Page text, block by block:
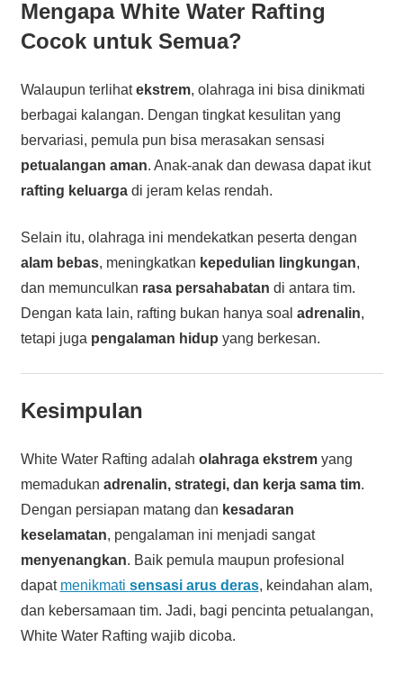
Mengapa White Water Rafting
Cocok untuk Semua?
Walaupun terlihatekstrem, olahraga ini bisa dinikmati
berbagai kalangan. Dengan tingkat kesulitan yang
bervariasi, pemula pun bisa merasakan sensasi
petualangan aman. Anak-anak dan dewasa dapat ikut
rafting keluargadi jeram kelas rendah.
Selain itu, olahraga ini mendekatkan peserta dengan
alam bebas, meningkatkan kepedulian lingkungan,
dan memunculkan rasa persahabatan di antara tim.
Dengan kata lain, rafting bukan hanya soal adrenalin,
tetapi juga pengalaman hidup yang berkesan.
Kesimpulan
White Water Rafting adalah olahraga ekstremyang
memadukan adrenalin, strategi, dan kerja sama tim.
Dengan persiapan matang dan kesadaran
keselamatan, pengalaman ini menjadi sangat
menyenangkan. Baik pemula maupun profesional
dapat menikmati sensasi arus deras, keindahan alam,
dan kebersamaan tim. Jadi, bagi pencinta petualangan,
White Water Rafting wajib dicoba.